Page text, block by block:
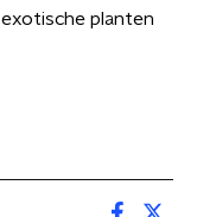
planten